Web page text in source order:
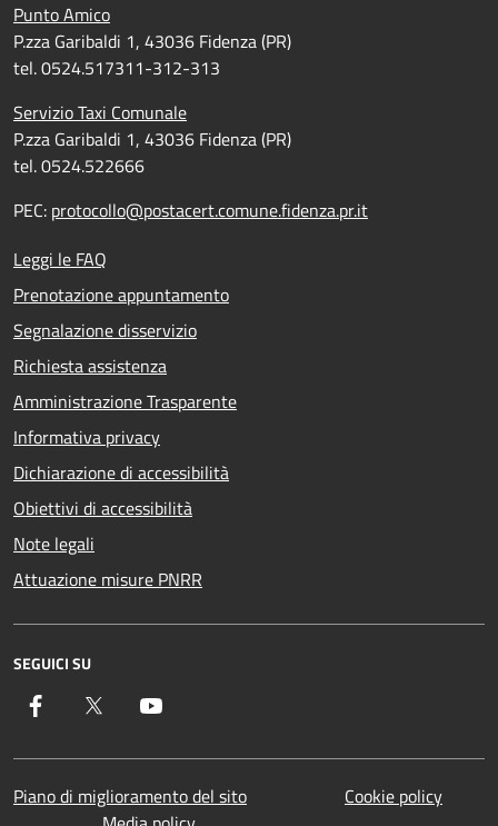
Punto Amico
P.zza Garibaldi 1, 43036 Fidenza (PR)
tel. 0524.517311-312-313
Servizio Taxi Comunale
P.zza Garibaldi 1, 43036 Fidenza (PR)
tel. 0524.522666
PEC: protocollo@postacert.comune.fidenza.pr.it
Leggi le FAQ
Prenotazione appuntamento
Segnalazione disservizio
Richiesta assistenza
Amministrazione Trasparente
Informativa privacy
Dichiarazione di accessibilità
Obiettivi di accessibilità
Note legali
Attuazione misure PNRR
SEGUICI SU
Facebook Twitter
Piano di miglioramento del sito
Cookie policy